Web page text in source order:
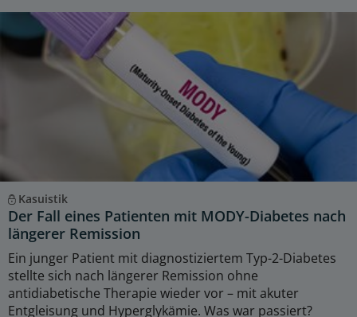
Kasuistik
Der Fall eines Patienten mit MODY-Diabetes nach
längerer Remission
Ein junger Patient mit diagnostiziertem Typ-2-Diabetes
stellte sich nach längerer Remission ohne
antidiabetische Therapie wieder vor – mit akuter
Entgleisung und Hyperglykämie. Was war passiert?